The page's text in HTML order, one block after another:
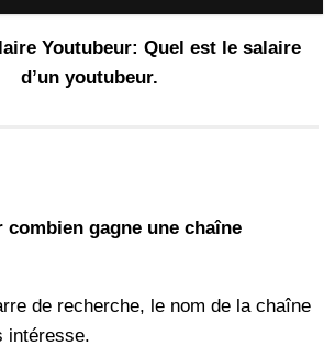
Youtubeur: Quel est le salaire
d’un youtubeur.
combien gagne une chaîne
de recherche, le nom de la chaîne
intéresse.